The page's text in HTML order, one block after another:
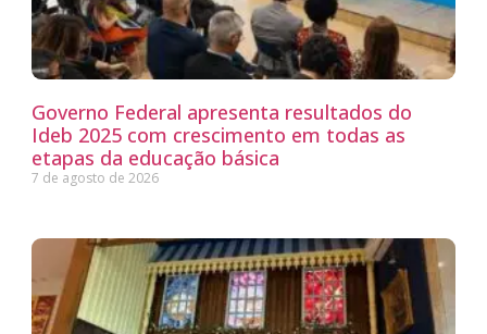
Governo Federal apresenta resultados do
Ideb 2025 com crescimento em todas as
etapas da educação básica
7 de agosto de 2026